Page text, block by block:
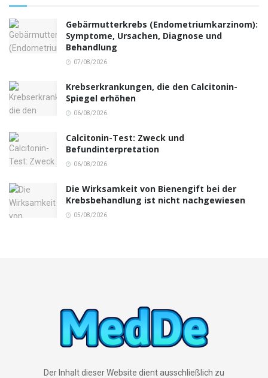
Gebärmutterkrebs (Endometriumkarzinom):
Symptome, Ursachen, Diagnose und
Behandlung
07/08/2026
Krebserkrankungen, die den Calcitonin-
Spiegel erhöhen
06/08/2026
Calcitonin-Test: Zweck und
Befundinterpretation
06/08/2026
Die Wirksamkeit von Bienengift bei der
Krebsbehandlung ist nicht nachgewiesen
05/08/2026
Der Inhalt dieser Website dient ausschließlich zu